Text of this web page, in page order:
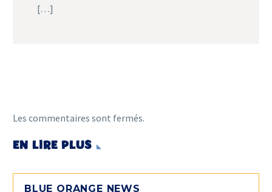
[…]
Les commentaires sont fermés.
EN LIRE PLUS
BLUE ORANGE NEWS